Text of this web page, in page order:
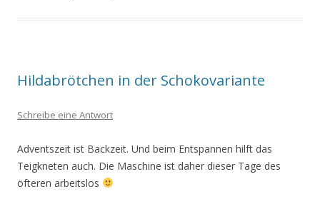
Hildabrötchen in der Schokovariante
Schreibe eine Antwort
Adventszeit ist Backzeit. Und beim Entspannen hilft das
Teigkneten auch. Die Maschine ist daher dieser Tage des
öfteren arbeitslos